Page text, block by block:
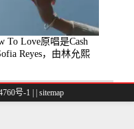
To Love原唱是Cash
Reyes，由林允熙
号-1 sitemap